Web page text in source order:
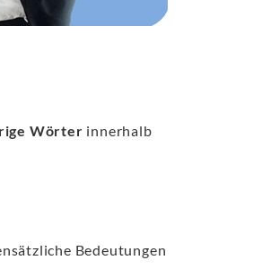
Wörter innerhalb
Bedeutungen